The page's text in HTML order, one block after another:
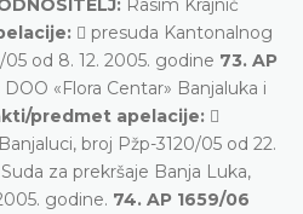
Rasim Krajnić
 presuda Kantonalnog
od 8. 12. 2005. godine 73. AP
DOO «Flora Centar» Banjaluka i
predmet apelacije: 
broj Pžp-3120/05 od 22.
za prekršaje Banja Luka,
godine. 74. AP 1659/06